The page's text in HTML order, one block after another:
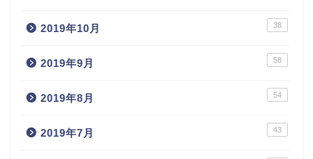
2019年10月 38
2019年9月 58
2019年8月 54
2019年7月 43